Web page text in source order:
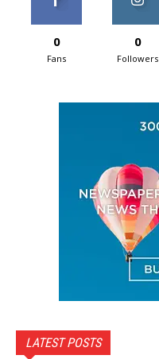
0
Fans
0
Followers
LATEST POSTS